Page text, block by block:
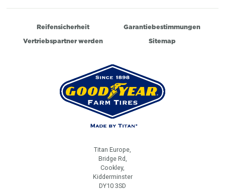
Reifensicherheit
Garantiebestimmungen
Vertriebspartner werden
Sitemap
Titan Europe,
Bridge Rd,
Cookley,
Kidderminster
DY10 3SD